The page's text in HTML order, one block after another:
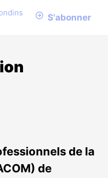
S'abonner
de la
de